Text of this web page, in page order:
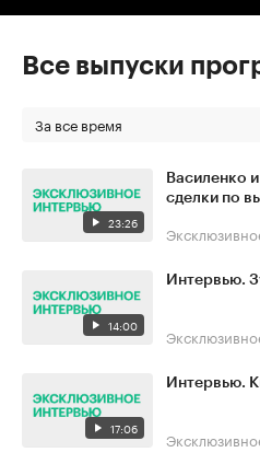
Все выпуски
За все время
23:26
Василенко
сделки по
14:00
Интервью.
17:06
Интервью.